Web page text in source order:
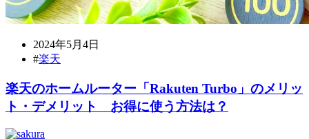
2024年5月4日
#楽天
楽天のホームルーター「Rakuten Turbo」のメリッ
ト・デメリット お得に使う方法は？